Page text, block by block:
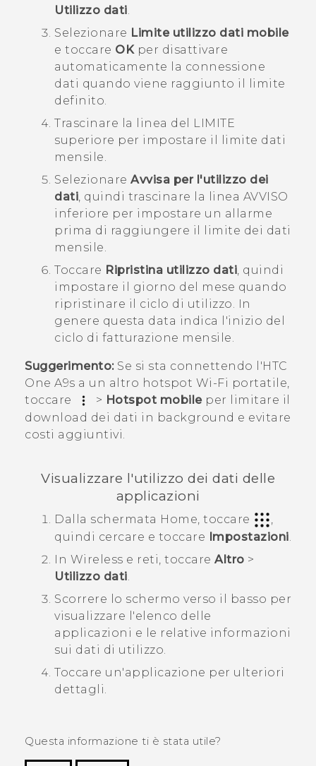
Utilizzo dati.
Selezionare Limite utilizzo dati mobile
e toccare OKper disattivare
automaticamente la connessione
dati quando viene raggiunto il limite
definito.
Trascinare la linea del LIMITE
superiore per impostare il limite dati
mensile.
Selezionare Avvisa per l'utilizzo dei
dati, quindi trascinare la linea AVVISO
inferiore per impostare un allarme
prima di raggiungere il limite dei dati
mensile.
Toccare Ripristina utilizzo dati, quindi
impostare il giorno del mese quando
ripristinare il ciclo di utilizzo. In
genere questa data indica l'inizio del
ciclo di fatturazione mensile.
Suggerimento:Se si sta connettendo l'HTC
One A9s a un altro hotspot Wi‍-Fi portatile,
toccare
> Hotspot mobileper limitare il
download dei dati in background e evitare
costi aggiuntivi.
Visualizzare l'utilizzo dei dati delle
applicazioni
Dalla schermata Home , toccare
quindi cercare e toccare Impostazioni.
In Wireless e reti, toccare Altro >
Utilizzo dati.
Scorrere lo schermo verso il basso per
visualizzare l'elenco delle
applicazioni e le relative informazioni
sui dati di utilizzo.
Toccare un'applicazione per ulteriori
dettagli.
Questa informazione ti è stata utile?